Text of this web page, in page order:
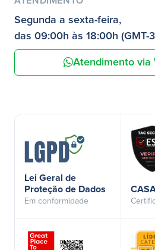
Segunda a sexta-feira,
das 09:00h às 18:00h (GMT-
Atendimento via
Lei Geral de
Proteção de Dados
Em conformidade